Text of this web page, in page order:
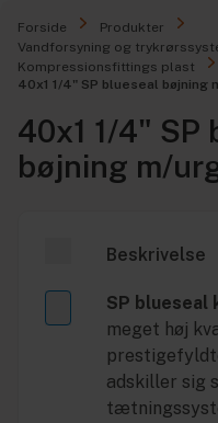
Forside
Produkter
Vandforsyning og
Kompressionsfittings plast
40x1 1/4" SP blueseal bøjning
40x1 1/4" SP
bøjning m/
Beskrivelse
SP
meget høj
adskiller sig